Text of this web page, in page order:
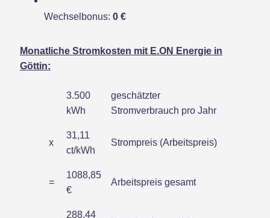
Wechselbonus: 0 €
Monatliche Stromkosten mit E.ON Energie in
Göttin:
3.500
kWh
geschätzter
Stromverbrauch pro Jahr
x
31,11
ct/kWh
Strompreis (Arbeitspreis)
=
1088,85
€
Arbeitspreis gesamt
288,44